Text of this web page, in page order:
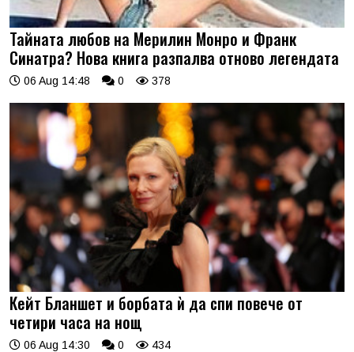
Тайната любов на Мерилин Монро и Франк
Синатра? Нова книга разпалва отново легендата
06 Aug 14:48 0 378
Кейт Бланшет и борбата ѝ да спи повече от
четири часа на нощ
06 Aug 14:30 0 434